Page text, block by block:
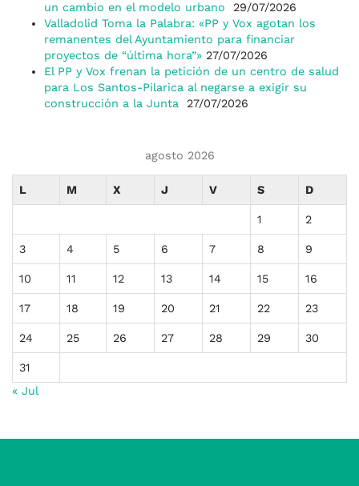
un cambio en el modelo urbano
29/07/2026
Valladolid Toma la Palabra: «PP y Vox agotan los
remanentes del Ayuntamiento para financiar
proyectos de “última hora”» 27/07/2026
El PP y Vox frenan la petición de un centro de salud
para Los Santos-Pilarica al negarse a exigir su
construcción a la Junta
27/07/2026
agosto 2026
L M X J V S D
1 2
3 4 5 6 7 8 9
10 11 12 13 14 15 16
17 18 19 20 21 22 23
24 25 26 27 28 29 30
31
« Jul